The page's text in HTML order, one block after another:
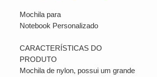
Mochila para
Notebook Personalizado
CARACTERÍSTICAS DO
PRODUTO
Mochila de nylon, possui um grande